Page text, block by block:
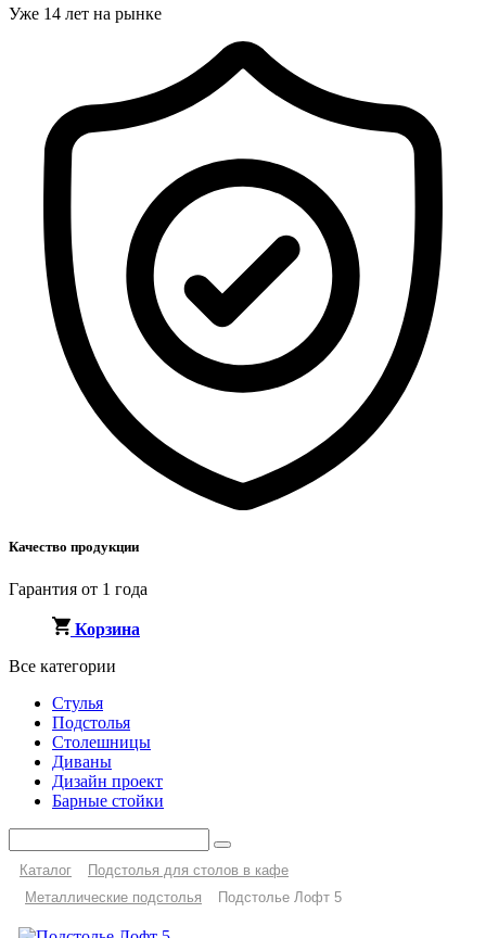
Уже 14 лет на рынке
Качество продукции
Гарантия от 1 года
Корзина
Все категории
Стулья
Подстолья
Столешницы
Диваны
Дизайн проект
Барные стойки
Каталог
Подстолья для столов в кафе
Металлические подстолья
Подстолье Лофт 5